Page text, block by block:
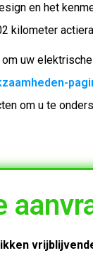
en het
kilometer
uw
om u te